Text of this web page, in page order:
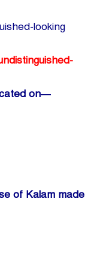
looking
on—
of Kalam made